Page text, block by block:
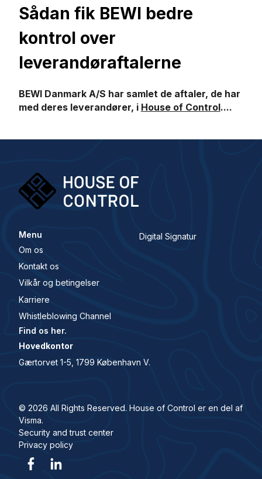
Sådan fik BEWI bedre
kontrol over
leverandøraftalerne
BEWI Danmark A/S har samlet de aftaler, de har
med deres leverandører, i House of Control ....
Menu
Om os
Kontakt os
Vilkår og betingelser
Karriere
Whistleblowing Channel
Digital Signatur
Find os her.
Hovedkontor
Gærtorvet 1-5, 1799 København V.
© 2026 All Rights Reserved. House of Control er en del af
Visma.
Security and trust center
Privacy policy